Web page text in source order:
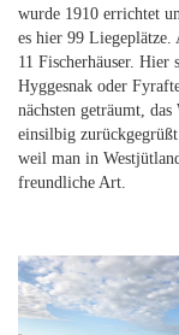
wurde 1910 errichtet
es hier 99 Liegeplätze.
11 Fischerhäuser. Hier
Hyggesnak oder
nächsten geträumt,
einsilbig
weil man in
freundliche Art.